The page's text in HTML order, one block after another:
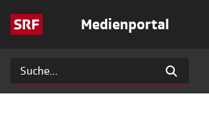
Medienportal